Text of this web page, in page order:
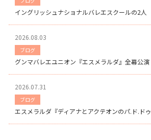
イングリッシュナショナルバレエスクールの2人
2026.08.03
ブログ
グンマバレエユニオン『エスメラルダ』全幕公演
2026.07.31
ブログ
エスメラルダ『ディアナとアクテオンのパ.ド.ドゥ